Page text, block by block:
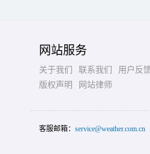
网站服务
关于我们 联系我们
用户反
版权声明
网站律师
客服邮箱： service@weather.com.cn